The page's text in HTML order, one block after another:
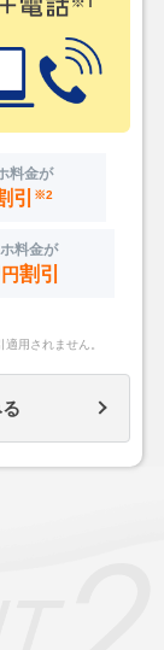
料金が
引 ※2
料金が
円割引
用されません。